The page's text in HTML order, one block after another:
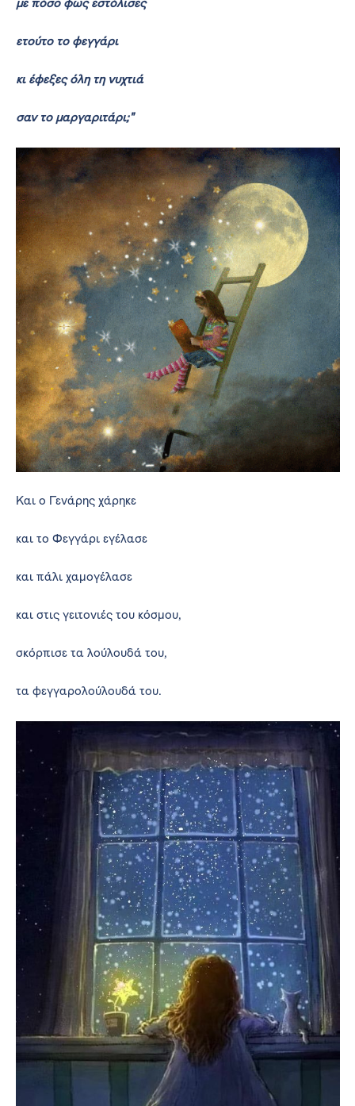
με πόσο φως εστόλισες
ετούτο το φεγγάρι
κι έφεξες όλη τη νυχτιά
σαν το μαργαριτάρι;"
Και ο Γενάρης χάρηκε
και το Φεγγάρι εγέλασε
και πάλι χαμογέλασε
και στις γειτονιές του κόσμου,
σκόρπισε τα λούλουδά του,
τα φεγγαρολούλουδά του.